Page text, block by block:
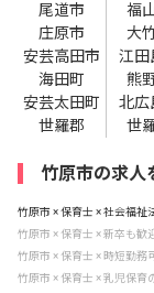
尾道市
福
庄原市
大
安芸高田市
江田
海田町
熊
安芸太田町
北広
世羅郡
世
竹原市の求人
竹原市 × 保育士 × 社会福祉
竹原市 × 保育士 × 新卒も歓
竹原市 × 保育士 × 時短勤務
竹原市 × 保育士 × 乳児保育